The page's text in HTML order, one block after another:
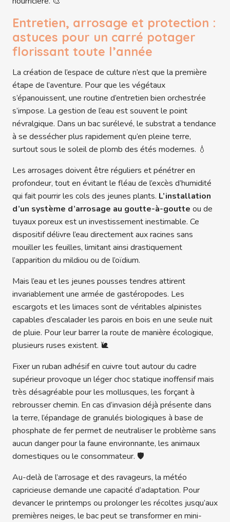
Entretien, arrosage et protection :
astuces pour un carré potager
florissant toute l’année
La création de l’espace de culture n’est que la première
étape de l’aventure. Pour que les végétaux
s’épanouissent, une routine d’entretien bien orchestrée
s’impose. La gestion de l’eau est souvent le point
névralgique. Dans un bac surélevé, le substrat a tendance
à se dessécher plus rapidement qu’en pleine terre,
surtout sous le soleil de plomb des étés modernes. 💧
Les arrosages doivent être réguliers et pénétrer en
profondeur, tout en évitant le fléau de l’excès d’humidité
qui fait pourrir les cols des jeunes plants. L’installation
d’un système d’arrosage au goutte-à-goutte ou de
tuyaux poreux est un investissement inestimable. Ce
dispositif délivre l’eau directement aux racines sans
mouiller les feuilles, limitant ainsi drastiquement
l’apparition du mildiou ou de l’oïdium.
Mais l’eau et les jeunes pousses tendres attirent
invariablement une armée de gastéropodes. Les
escargots et les limaces sont de véritables alpinistes
capables d’escalader les parois en bois en une seule nuit
de pluie. Pour leur barrer la route de manière écologique,
plusieurs ruses existent. 🐌
Fixer un ruban adhésif en cuivre tout autour du cadre
supérieur provoque un léger choc statique inoffensif mais
très désagréable pour les mollusques, les forçant à
rebrousser chemin. En cas d’invasion déjà présente dans
la terre, l’épandage de granulés biologiques à base de
phosphate de fer permet de neutraliser le problème sans
aucun danger pour la faune environnante, les animaux
domestiques ou le consommateur. 🛡️
Au-delà de l’arrosage et des ravageurs, la météo
capricieuse demande une capacité d’adaptation. Pour
devancer le printemps ou prolonger les récoltes jusqu’aux
premières neiges, le bac peut se transformer en mini-